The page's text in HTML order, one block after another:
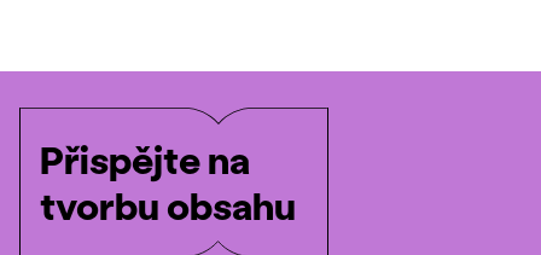
Přispějte na
tvorbu obsahu